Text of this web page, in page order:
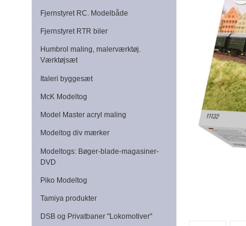
Fjernstyret RC. Modelbåde
Fjernstyret RTR biler
Humbrol maling, malerværktøj.
Værktøjsæt
Italeri byggesæt
McK Modeltog
Model Master acryl maling
Modeltog div mærker
Modeltogs: Bøger-blade-magasiner-
DVD
Piko Modeltog
Tamiya produkter
DSB og Privatbaner "Lokomotiver"